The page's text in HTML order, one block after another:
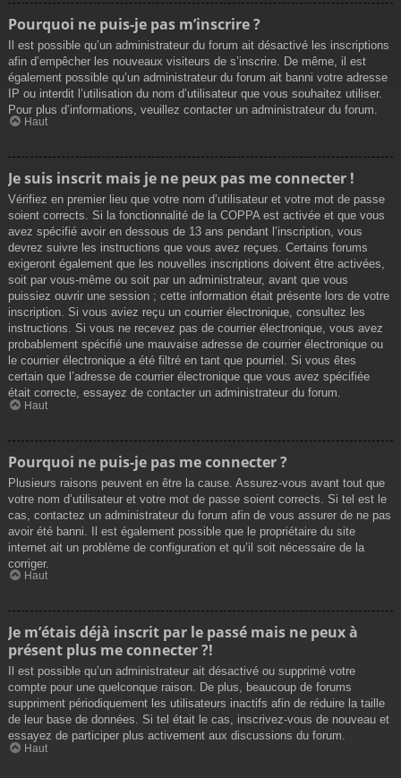
Pourquoi ne puis-je pas m’inscrire ?
Il est possible qu’un administrateur du forum ait désactivé les inscriptions
afin d’empêcher les nouveaux visiteurs de s’inscrire. De même, il est
également possible qu’un administrateur du forum ait banni votre adresse
IP ou interdit l’utilisation du nom d’utilisateur que vous souhaitez utiliser.
Pour plus d’informations, veuillez contacter un administrateur du forum.
Haut
Je suis inscrit mais je ne peux pas me connecter !
Vérifiez en premier lieu que votre nom d’utilisateur et votre mot de passe
soient corrects. Si la fonctionnalité de la COPPA est activée et que vous
avez spécifié avoir en dessous de 13 ans pendant l’inscription, vous
devrez suivre les instructions que vous avez reçues. Certains forums
exigeront également que les nouvelles inscriptions doivent être activées,
soit par vous-même ou soit par un administrateur, avant que vous
puissiez ouvrir une session ; cette information était présente lors de votre
inscription. Si vous aviez reçu un courrier électronique, consultez les
instructions. Si vous ne recevez pas de courrier électronique, vous avez
probablement spécifié une mauvaise adresse de courrier électronique ou
le courrier électronique a été filtré en tant que pourriel. Si vous êtes
certain que l’adresse de courrier électronique que vous avez spécifiée
était correcte, essayez de contacter un administrateur du forum.
Haut
Pourquoi ne puis-je pas me connecter ?
Plusieurs raisons peuvent en être la cause. Assurez-vous avant tout que
votre nom d’utilisateur et votre mot de passe soient corrects. Si tel est le
cas, contactez un administrateur du forum afin de vous assurer de ne pas
avoir été banni. Il est également possible que le propriétaire du site
internet ait un problème de configuration et qu’il soit nécessaire de la
corriger.
Haut
Je m’étais déjà inscrit par le passé mais ne peux à
présent plus me connecter ?!
Il est possible qu’un administrateur ait désactivé ou supprimé votre
compte pour une quelconque raison. De plus, beaucoup de forums
suppriment périodiquement les utilisateurs inactifs afin de réduire la taille
de leur base de données. Si tel était le cas, inscrivez-vous de nouveau et
essayez de participer plus activement aux discussions du forum.
Haut